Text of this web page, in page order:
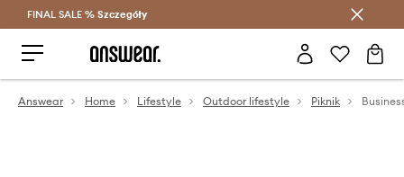
Oszczędzaj z Answear Club >
FINAL SALE % Szczegóły
Answear Home Lifestyle Outdoor lifestyle Piknik